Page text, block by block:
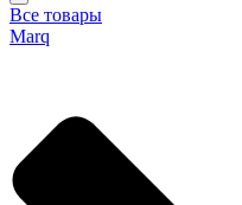
Все товары
Marq